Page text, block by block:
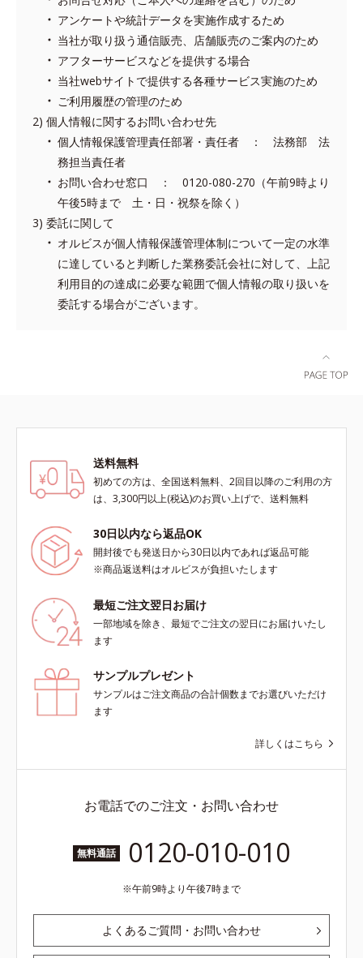
アンケートや統計データを実施作成するため
当社が取り扱う通信販売、店舗販売のご案内のため
アフターサービスなどを提供する場合
当社webサイトで提供する各種サービス実施のため
ご利用履歴の管理のため
個人情報に関するお問い合わせ先
個人情報保護管理責任部署・責任者 ： 法務部 法
務担当責任者
お問い合わせ窓口 ： 0120-080-270（午前9時より
午後5時まで 土・日・祝祭を除く）
委託に関して
オルビスが個人情報保護管理体制について一定の水準
に達していると判断した業務委託会社に対して、上記
利用目的の達成に必要な範囲で個人情報の取り扱いを
委託する場合がございます。
送料無料
初めての方は、全国送料無料、2回目以降のご利用の方
は、3,300円以上(税込)のお買い上げで、送料無料
30日以内なら返品OK
開封後でも発送日から30日以内であれば返品可能
※商品返送料はオルビスが負担いたします
最短ご注文翌日お届け
一部地域を除き、最短でご注文の翌日にお届けいたし
ます
サンプルプレゼント
サンプルはご注文商品の合計個数までお選びいただけ
ます
詳しくはこちら
お電話でのご注文・お問い合わせ
無料通話 0120-010-010
午前9時より午後7時まで
よくあるご質問・お問い合わせ